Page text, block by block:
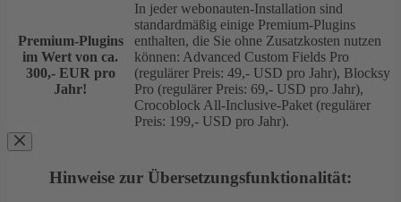
Premium-Plugins
im Wert von ca.
300,- EUR pro
Jahr!
In jeder webonauten-Installation sind
standardmäßig einige Premium-Plugins
enthalten, die Sie ohne Zusatzkosten nutzen
können: Advanced Custom Fields Pro
(regulärer Preis: 49,- USD pro Jahr), Blocksy
Pro (regulärer Preis: 69,- USD pro Jahr),
Crocoblock All-Inclusive-Paket (regulärer
Preis: 199,- USD pro Jahr).
Hinweise zur Übersetzungsfunktionalität: